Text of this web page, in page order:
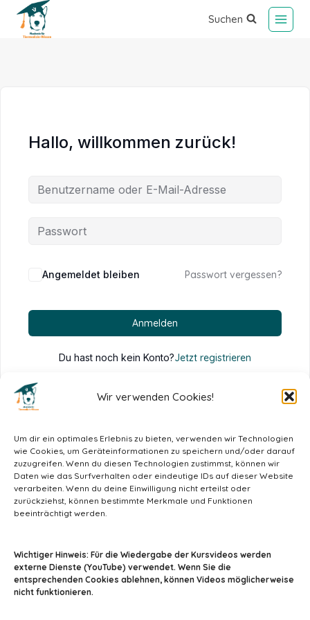
Wir verwenden Cookies!
Um dir ein optimales Erlebnis zu bieten, verwenden wir Technologien
wie Cookies, um Geräteinformationen zu speichern und/oder darauf
zuzugreifen. Wenn du diesen Technologien zustimmst, können wir
Daten wie das Surfverhalten oder eindeutige IDs auf dieser Website
verarbeiten. Wenn du deine Einwilligung nicht erteilst oder
zurückziehst, können bestimmte Merkmale und Funktionen
beeinträchtigt werden.
Wichtiger Hinweis: Für die Wiedergabe der Kursvideos werden
externe Dienste (YouTube) verwendet. Wenn Sie die
entsprechenden Cookies ablehnen, können Videos möglicherweise
nicht funktionieren.
Suchen
Hallo, willkommen zurück!
Alternative:
Angemeldet bleiben Passwort vergessen?
Anmelden
Du hast noch kein Konto?Jetzt registrieren
info@tiermedizin-wissen.de